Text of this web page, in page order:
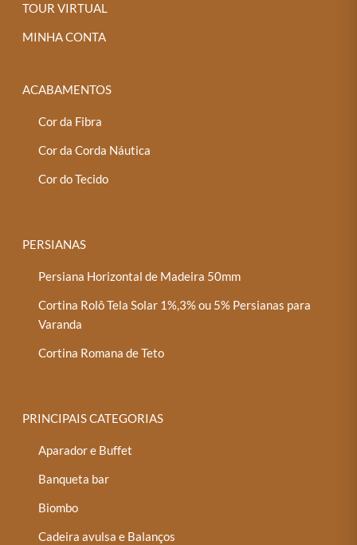
TOUR VIRTUAL
MINHA CONTA
ACABAMENTOS
Cor da Fibra
Cor da Corda Náutica
Cor do Tecido
PERSIANAS
Persiana Horizontal de Madeira 50mm
Cortina Rolô Tela Solar 1%,3% ou 5% Persianas para
Varanda
Cortina Romana de Teto
PRINCIPAIS CATEGORIAS
Aparador e Buffet
Banqueta bar
Biombo
Cadeira avulsa e Balanços